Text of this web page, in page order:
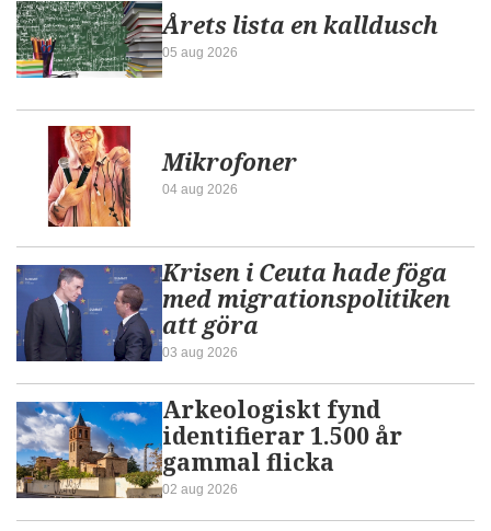
Årets lista en kalldusch
05 aug 2026
Mikrofoner
04 aug 2026
Krisen i Ceuta hade föga
med migrationspolitiken
att göra
03 aug 2026
Arkeologiskt fynd
identifierar 1.500 år
gammal flicka
02 aug 2026